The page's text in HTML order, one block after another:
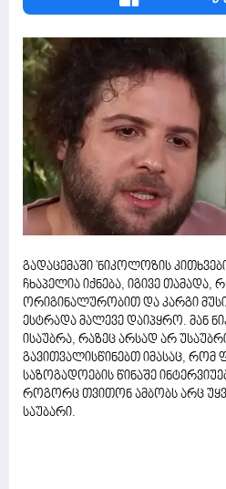
გადაცემაში 'ნიკოლოზის
ჩხაპელია იქნება, იგივე თამადა,
ორიგინალურობით და კარგი
ესტრადა მალევე დაიპყრო. მან
ისაუბრა, რაზეც არსად არ
გავითვალისწინებთ იმასაც,
საზოგადოების წინაშე
როგორც თვითონ ამბობს არც
საუბარი.